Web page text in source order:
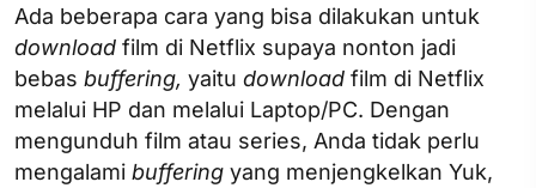
Ada beberapa cara yang bisa dilakukan untuk
download film di Netflix supaya nonton jadi
bebas buffering, yaitu download film di Netflix
melalui HP dan melalui Laptop/PC. Dengan
mengunduh film atau series, Anda tidak perlu
mengalami buffering yang menjengkelkan Yuk,